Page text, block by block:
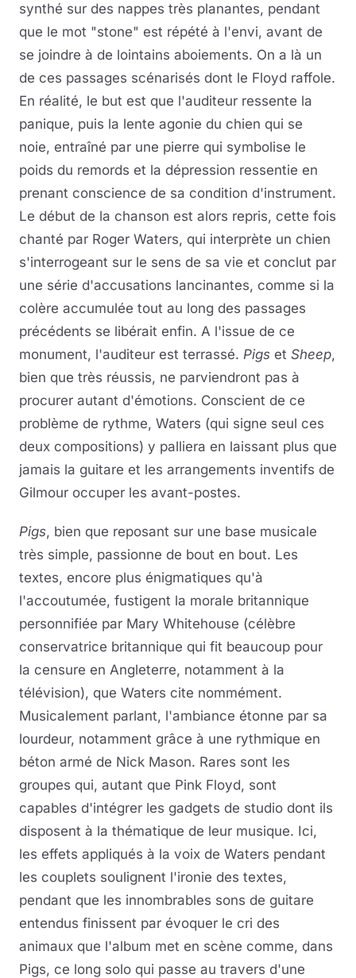
synthé sur des nappes très planantes, pendant
que le mot "stone" est répété à l'envi, avant de
se joindre à de lointains aboiements. On a là un
de ces passages scénarisés dont le Floyd raffole.
En réalité, le but est que l'auditeur ressente la
panique, puis la lente agonie du chien qui se
noie, entraîné par une pierre qui symbolise le
poids du remords et la dépression ressentie en
prenant conscience de sa condition d'instrument.
Le début de la chanson est alors repris, cette fois
chanté par Roger Waters, qui interprète un chien
s'interrogeant sur le sens de sa vie et conclut par
une série d'accusations lancinantes, comme si la
colère accumulée tout au long des passages
précédents se libérait enfin. A l'issue de ce
monument, l'auditeur est terrassé. Pigs et Sheep,
bien que très réussis, ne parviendront pas à
procurer autant d'émotions. Conscient de ce
problème de rythme, Waters (qui signe seul ces
deux compositions) y palliera en laissant plus que
jamais la guitare et les arrangements inventifs de
Gilmour occuper les avant-postes.
Pigs, bien que reposant sur une base musicale
très simple, passionne de bout en bout. Les
textes, encore plus énigmatiques qu'à
l'accoutumée, fustigent la morale britannique
personnifiée par Mary Whitehouse (célèbre
conservatrice britannique qui fit beaucoup pour
la censure en Angleterre, notamment à la
télévision), que Waters cite nommément.
Musicalement parlant, l'ambiance étonne par sa
lourdeur, notamment grâce à une rythmique en
béton armé de Nick Mason. Rares sont les
groupes qui, autant que Pink Floyd, sont
capables d'intégrer les gadgets de studio dont ils
disposent à la thématique de leur musique. Ici,
les effets appliqués à la voix de Waters pendant
les couplets soulignent l'ironie des textes,
pendant que les innombrables sons de guitare
entendus finissent par évoquer le cri des
animaux que l'album met en scène comme, dans
Pigs, ce long solo qui passe au travers d'une